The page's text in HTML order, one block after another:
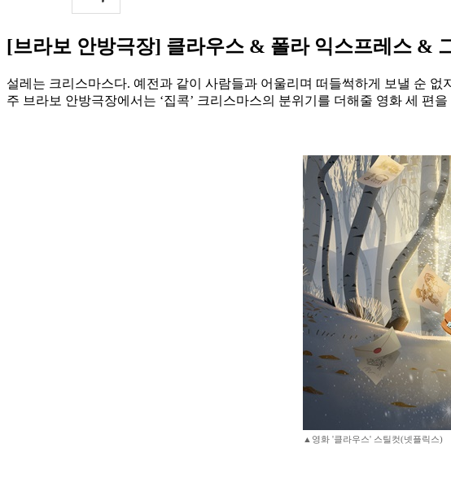
[브라보 안방극장] 클라우스 & 폴라 익스프레스 &
설레는 크리스마스다. 예전과 같이 사람들과 어울리며 떠들썩하게 보낼 순
주 브라보 안방극장에서는 ‘집콕’ 크리스마스의 분위기를 더해줄 영화 세 편
▲영화 '클라우스' 스틸컷(넷플릭스)